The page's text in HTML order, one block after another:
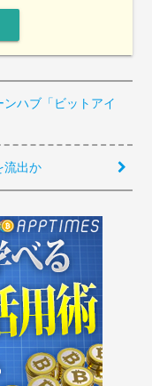
ハブ「ビットアイ
流出か